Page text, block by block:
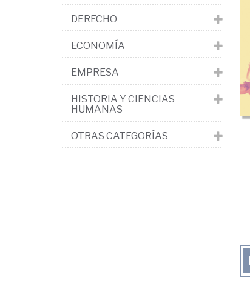
DERECHO
ECONOMÍA
EMPRESA
HISTORIA Y CIENCIAS
HUMANAS
OTRAS CATEGORÍAS